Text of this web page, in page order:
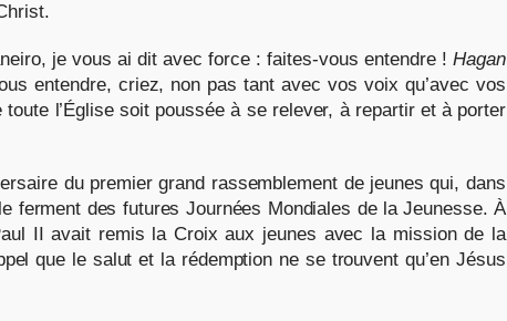
je vous ai dit avec force : faites-vous entendre ! Hagan
entendre, criez, non pas tant avec vos voix qu’avec vos
l’Église soit poussée à se relever, à repartir et à porter
du premier grand rassemblement de jeunes qui, dans
ferment des futures Journées Mondiales de la Jeunesse. À
II avait remis la Croix aux jeunes avec la mission de la
que le salut et la rédemption ne se trouvent qu’en Jésus